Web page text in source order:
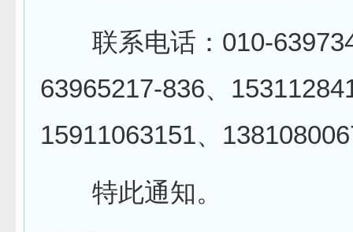
联系电话：010-
63965217-836、
15911063151、
特此通知。